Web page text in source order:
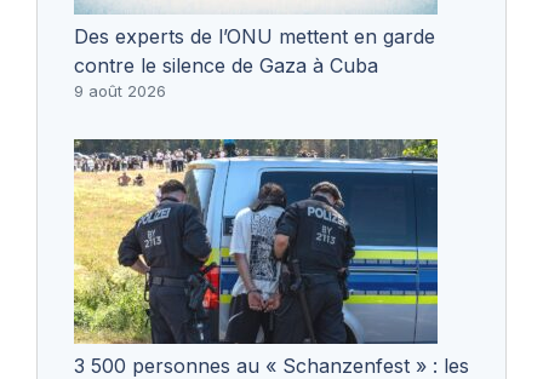
Des experts de l’ONU mettent en garde
contre le silence de Gaza à Cuba
9 août 2026
3 500 personnes au « Schanzenfest » : les